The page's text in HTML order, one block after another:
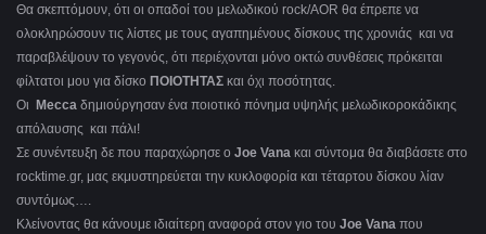
Θα σκεπτόμουν, ότι οι οπαδοί του μελωδικού rock/AOR θα έπρεπε να
ολοκληρώσουν τις λίστες με τους αγαπημένους δίσκους της χρονιάς και να
παραβλέψουν το γεγονός, ότι περιέχονται μόνο οκτώ συνθέσεις πρόκειται
φίλτατοι μου για δίσκο ΠΟΙΟΤΗΤΑΣ και όχι ποσότητας.
Οι
Mecca δημιούργησαν ένα ποιοτικό πόνημα υψηλής μελωδικοροκάδικης
απόλαυσης και πάλι!
Σε συνέντευξη δε που παραχώρησε ο Joe Vana και σύντομα θα διαβάσετε στο
rocktime.gr, μας εκμυστηρεύεται την κυκλοφορία και τέταρτου δίσκου λίαν
συντόμως….
Κλείνοντας θα κάνουμε ιδιαίτερη αναφορά στον γιο του Joe Vana που